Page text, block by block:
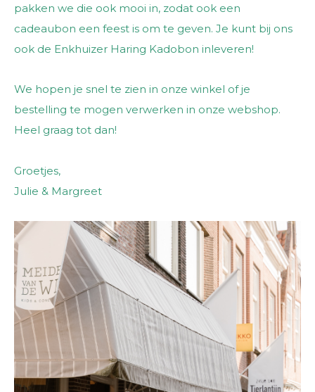
pakken we die ook mooi in, zodat ook een
cadeaubon een feest is om te geven. Je kunt bij ons
ook de Enkhuizer Haring Kadobon inleveren!
We hopen je snel te zien in onze winkel of je
bestelling te mogen verwerken in onze webshop.
Heel graag tot dan!
Groetjes,
Julie & Margreet